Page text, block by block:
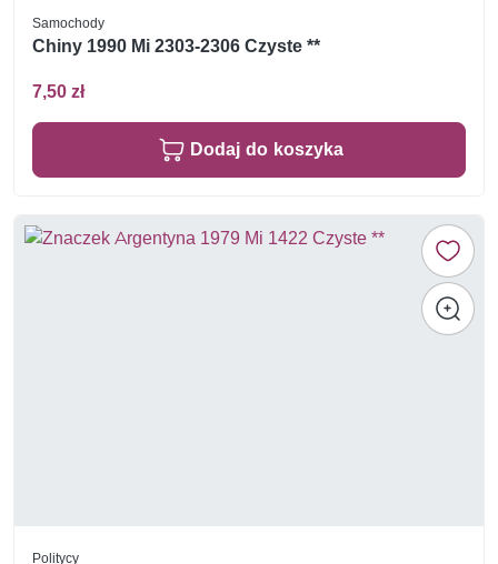
Samochody
Chiny 1990 Mi 2303-2306 Czyste **
7,50 zł
Dodaj do koszyka
Politycy